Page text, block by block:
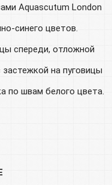
Aquascutum London
синего цветов.
спереди, отложной
на пуговицы
по швам белого цвета.